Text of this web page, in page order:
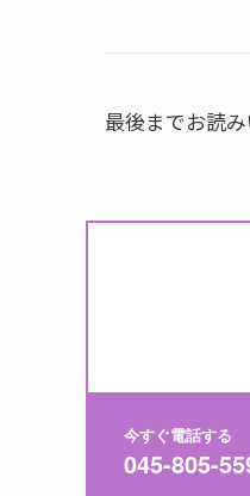
最後までお読
今すぐ電話する
045-805-